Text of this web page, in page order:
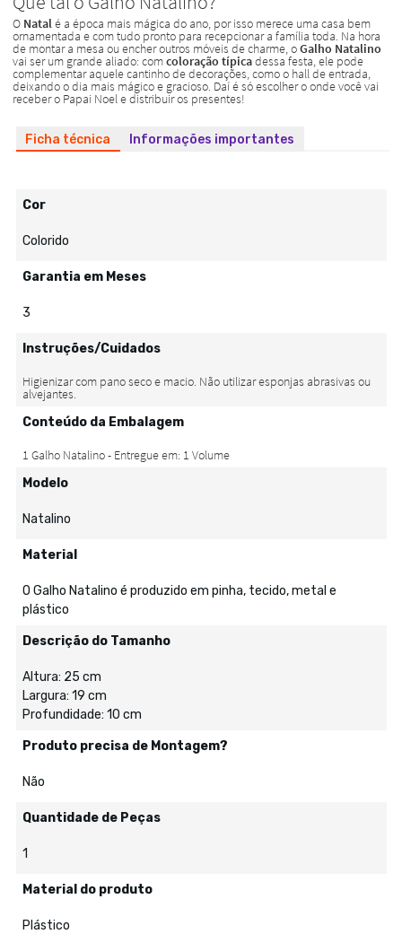
Ficha técnica Informações importantes
Cor
Colorido
Garantia em Meses
3
Instruções/Cuidados
Conteúdo da Embalagem
Modelo
Natalino
Material
O Galho Natalino é produzido em pinha, tecido, metal e
plástico
Descrição do Tamanho
Altura: 25 cm
Largura: 19 cm
Profundidade: 10 cm
Produto precisa de Montagem?
Não
Quantidade de Peças
1
Material do produto
Plástico